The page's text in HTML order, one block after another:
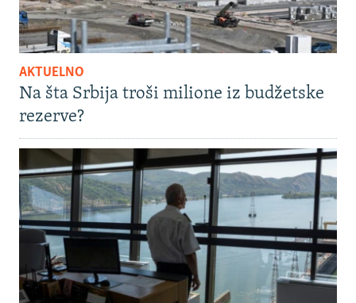
AKTUELNO
Na šta Srbija troši milione iz budžetske
rezerve?